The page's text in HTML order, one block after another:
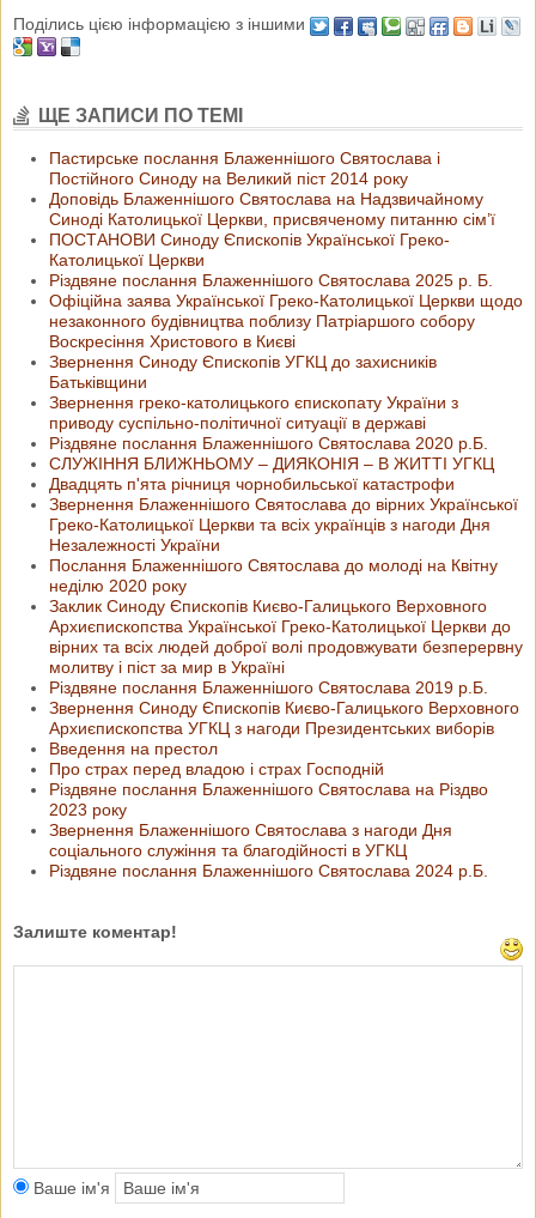
Поділись цією інформацією з іншими
ЩЕ ЗАПИСИ ПО ТЕМІ
Пастирське послання Блаженнішого Святослава і
Постійного Синоду на Великий піст 2014 року
Доповідь Блаженнішого Святослава на Надзвичайному
Синоді Католицької Церкви, присвяченому питанню сім’ї
ПОСТАНОВИ Синоду Єпископів Української Греко-
Католицької Церкви
Різдвяне послання Блаженнішого Святослава 2025 р. Б.
Офіційна заява Української Греко-Католицької Церкви щодо
незаконного будівництва поблизу Патріаршого собору
Воскресіння Христового в Києві
Звернення Синоду Єпископів УГКЦ до захисників
Батьківщини
Звернення греко-католицького єпископату України з
приводу суспільно-політичної ситуації в державі
Різдвяне послання Блаженнішого Святослава 2020 р.Б.
СЛУЖІННЯ БЛИЖНЬОМУ – ДИЯКОНІЯ – В ЖИТТІ УГКЦ
Двадцять п'ята річниця чорнобильської катастрофи
Звернення Блаженнішого Святослава до вірних Української
Греко-Католицької Церкви та всіх українців з нагоди Дня
Незалежності України
Послання Блаженнішого Святослава до молоді на Квітну
неділю 2020 року
Заклик Синоду Єпископів Києво-Галицького Верховного
Архиєпископства Української Греко-Католицької Церкви до
вірних та всіх людей доброї волі продовжувати безперервну
молитву і піст за мир в Україні
Різдвяне послання Блаженнішого Святослава 2019 р.Б.
Звернення Синоду Єпископів Києво-Галицького Верховного
Архиєпископства УГКЦ з нагоди Президентських виборів
Введення на престол
Про страх перед владою і страх Господній
Різдвяне послання Блаженнішого Святослава на Різдво
2023 року
Звернення Блаженнішого Святослава з нагоди Дня
соціального служіння та благодійності в УГКЦ
Різдвяне послання Блаженнішого Святослава 2024 р.Б.
Залиште коментар!
Ваше ім'я